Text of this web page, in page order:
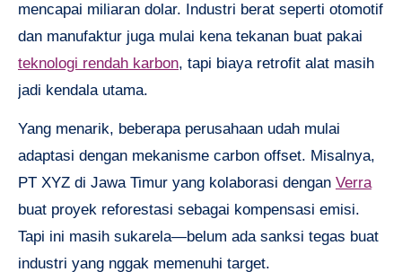
mencapai miliaran dolar. Industri berat seperti otomotif
dan manufaktur juga mulai kena tekanan buat pakai
teknologi rendah karbon, tapi biaya retrofit alat masih
jadi kendala utama.
Yang menarik, beberapa perusahaan udah mulai
adaptasi dengan mekanisme carbon offset. Misalnya,
PT XYZ di Jawa Timur yang kolaborasi dengan Verra
buat proyek reforestasi sebagai kompensasi emisi.
Tapi ini masih sukarela—belum ada sanksi tegas buat
industri yang nggak memenuhi target.